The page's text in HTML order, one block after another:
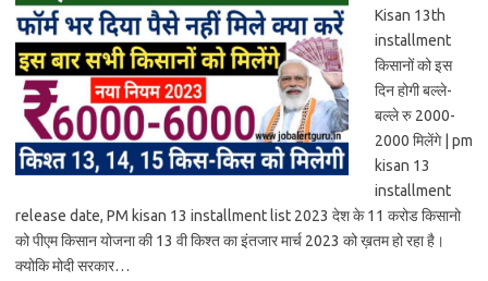
Kisan 13th
installment
किसानों को इस
दिन होगी बल्ले-
बल्ले रु 2000-
2000 मिलेंगे | pm
kisan 13
installment
release date, PM kisan 13 installment list 2023 देश के 11 करोड किसानो
को पीएम किसान योजना की 13 वी किश्त का इंतजार मार्च 2023 को ख़तम हो रहा है।
क्योकि मोदी सरकार…